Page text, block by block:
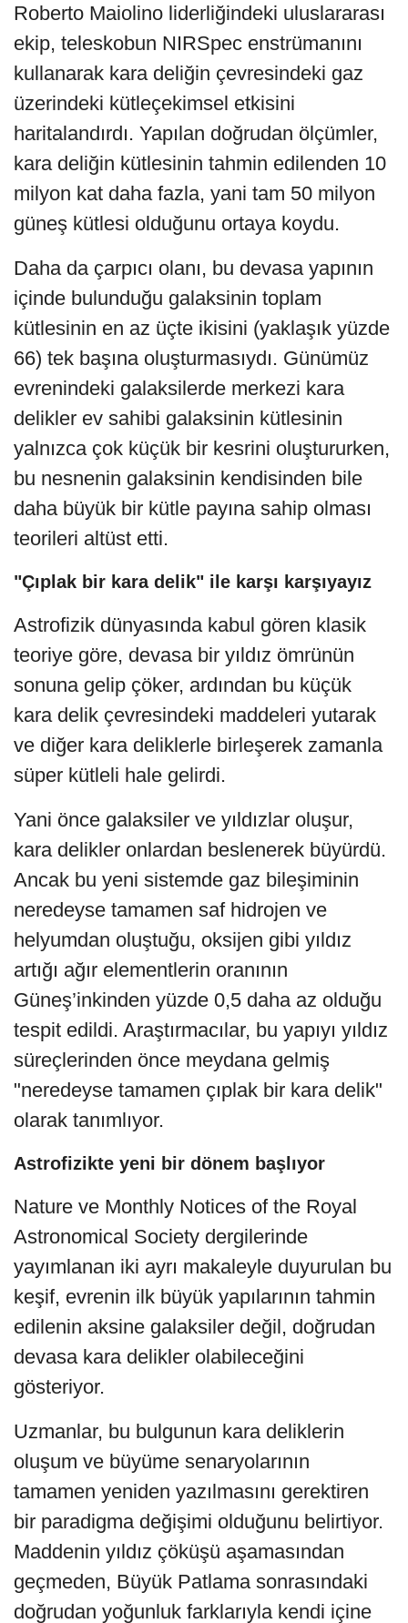
Roberto Maiolino liderliğindeki uluslararası
ekip, teleskobun NIRSpec enstrümanını
kullanarak kara deliğin çevresindeki gaz
üzerindeki kütleçekimsel etkisini
haritalandırdı. Yapılan doğrudan ölçümler,
kara deliğin kütlesinin tahmin edilenden 10
milyon kat daha fazla, yani tam 50 milyon
güneş kütlesi olduğunu ortaya koydu.
Daha da çarpıcı olanı, bu devasa yapının
içinde bulunduğu galaksinin toplam
kütlesinin en az üçte ikisini (yaklaşık yüzde
66) tek başına oluşturmasıydı. Günümüz
evrenindeki galaksilerde merkezi kara
delikler ev sahibi galaksinin kütlesinin
yalnızca çok küçük bir kesrini oluştururken,
bu nesnenin galaksinin kendisinden bile
daha büyük bir kütle payına sahip olması
teorileri altüst etti.
"Çıplak bir kara delik" ile karşı karşıyayız
Astrofizik dünyasında kabul gören klasik
teoriye göre, devasa bir yıldız ömrünün
sonuna gelip çöker, ardından bu küçük
kara delik çevresindeki maddeleri yutarak
ve diğer kara deliklerle birleşerek zamanla
süper kütleli hale gelirdi.
Yani önce galaksiler ve yıldızlar oluşur,
kara delikler onlardan beslenerek büyürdü.
Ancak bu yeni sistemde gaz bileşiminin
neredeyse tamamen saf hidrojen ve
helyumdan oluştuğu, oksijen gibi yıldız
artığı ağır elementlerin oranının
Güneş’inkinden yüzde 0,5 daha az olduğu
tespit edildi. Araştırmacılar, bu yapıyı yıldız
süreçlerinden önce meydana gelmiş
"neredeyse tamamen çıplak bir kara delik"
olarak tanımlıyor.
Astrofizikte yeni bir dönem başlıyor
Nature ve Monthly Notices of the Royal
Astronomical Society dergilerinde
yayımlanan iki ayrı makaleyle duyurulan bu
keşif, evrenin ilk büyük yapılarının tahmin
edilenin aksine galaksiler değil, doğrudan
devasa kara delikler olabileceğini
gösteriyor.
Uzmanlar, bu bulgunun kara deliklerin
oluşum ve büyüme senaryolarının
tamamen yeniden yazılmasını gerektiren
bir paradigma değişimi olduğunu belirtiyor.
Maddenin yıldız çöküşü aşamasından
geçmeden, Büyük Patlama sonrasındaki
doğrudan yoğunluk farklarıyla kendi içine